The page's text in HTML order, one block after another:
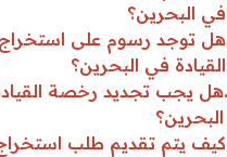
في البحرين؟
هل توجد رسوم على
القيادة في البحرين؟
هل يجب تجديد رخصة
البحرين؟
كيف يتم تقديم طلب